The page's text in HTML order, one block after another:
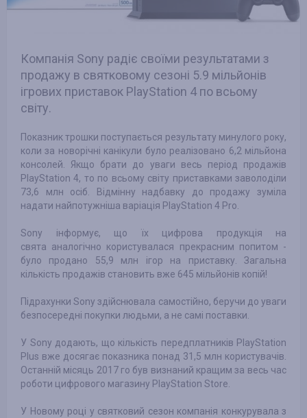
Компанія Sony радіє своїми результатами з
продажу в святковому сезоні 5.9 мільйонів
ігрових приставок PlayStation 4 по всьому
світу.
Показник трошки поступається результату минулого року,
коли за новорічні канікули було реалізовано 6,2 мільйона
консолей. Якщо брати до уваги весь період продажів
PlayStation 4, то по всьому світу приставками заволоділи
73,6 млн осіб. Відмінну надбавку до продажу зуміла
надати найпотужніша варіація PlayStation 4 Pro.
Sony інформує, що їх цифрова продукція на
свята аналогічно користувалася прекрасним попитом -
було продано 55,9 млн ігор на приставку. Загальна
кількість продажів становить вже 645 мільйонів копій!
Підрахунки Sony здійснювала самостійно, беручи до уваги
безпосередні покупки людьми, а не самі поставки.
У Sony додають, що кількість передплатників PlayStation
Plus вже досягає показника понад 31,5 млн користувачів.
Останній місяць 2017 го був визнаний кращим за весь час
роботи цифрового магазину PlayStation Store.
У Новому році у святковий сезон компанія конкурувала з